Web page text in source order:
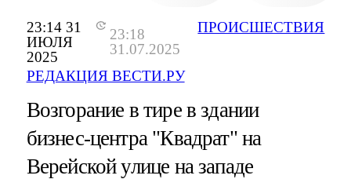
23:14 31
ИЮЛЯ
2025
23:18
31.07.2025
РЕДАКЦИЯ ВЕСТИ.РУ
ПРОИСШЕСТВИЯ
Возгорание в тире в здании
бизнес-центра "Квадрат" на
Верейской улице на западе